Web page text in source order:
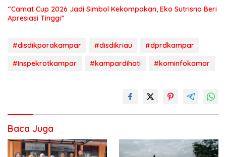
“Camat Cup 2026 Jadi Simbol Kekompakan, Eko Sutrisno Beri
Apresiasi Tinggi”
#disdikporakampar #disdikriau
#dprdkampar
#Inspekrotkampar
#kampardihati #kominfokamar
Baca Juga